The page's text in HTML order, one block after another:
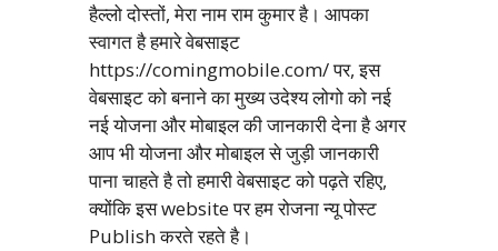
हैल्लो दोस्तों, मेरा नाम राम कुमार है। आपका
स्वागत है हमारे वेबसाइट
https://comingmobile.com/ पर, इस
वेबसाइट को बनाने का मुख्य उदेश्य लोगो को नई
नई योजना और मोबाइल की जानकारी देना है अगर
आप भी योजना और मोबाइल से जुड़ी जानकारी
पाना चाहते है तो हमारी वेबसाइट को पढ़ते रहिए,
क्योंकि इस website पर हम रोजना न्यू पोस्ट
Publish करते रहते है।